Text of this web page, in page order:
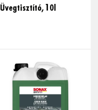
Üvegtisztító, 10l